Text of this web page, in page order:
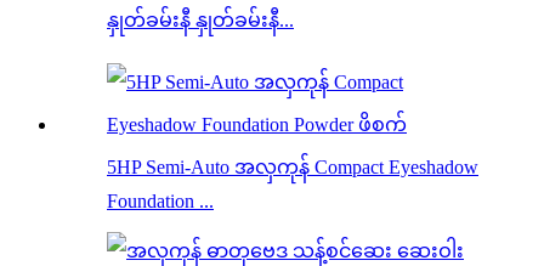
နှုတ်ခမ်းနီ နှုတ်ခမ်းနီ...
5HP Semi-Auto အလှကုန် Compact Eyeshadow
Foundation ...